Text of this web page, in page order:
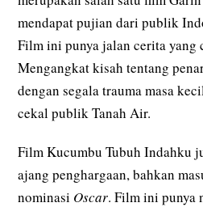
mendapat pujian dari publik
Film ini punya jalan cerita yang
Mengangkat kisah tentang
dengan segala trauma masa
cekal publik Tanah Air.
Film Kucumbu Tubuh Indahku
ajang penghargaan, bahkan
nominasi Oscar. Film ini punya